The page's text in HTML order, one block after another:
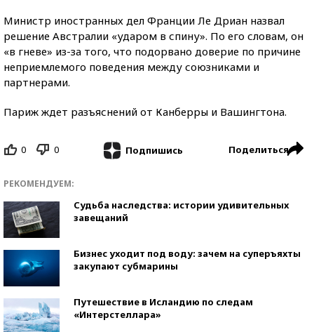
Министр иностранных дел Франции Ле Дриан назвал
решение Австралии «ударом в спину». По его словам, он
«в гневе» из-за того, что подорвано доверие по причине
неприемлемого поведения между союзниками и
партнерами.
Париж ждет разъяснений от Канберры и Вашингтона.
0 0 Подпишись Поделиться
РЕКОМЕНДУЕМ:
Судьба наследства: истории удивительных
завещаний
Бизнес уходит под воду: зачем на суперъяхты
закупают субмарины
Путешествие в Исландию по следам
«Интерстеллара»